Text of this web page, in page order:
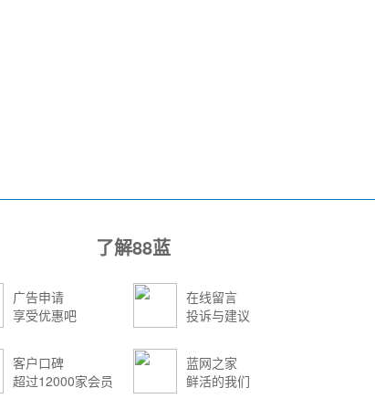
了解88蓝
广告申请
享受优惠吧
在线留言
投诉与建议
客户口碑
超过12000家会员
蓝网之家
鲜活的我们